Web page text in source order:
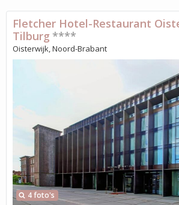
4 foto's
Fletcher Hotel-Restaurant
Tilburg ****
Oisterwijk, Noord-Brabant